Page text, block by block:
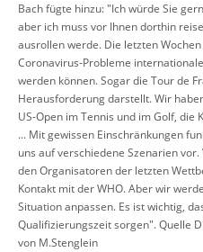
Bach fügte hinzu: "Ich würde Sie
aber ich muss vor Ihnen dorthin
ausrollen werde. Die letzten
Coronavirus-Probleme
werden können. Sogar die Tour de
Herausforderung darstellt. Wir
US-Open im Tennis und im Golf,
... Mit gewissen Einschränkungen
uns auf verschiedene Szenarien
den Organisatoren der letzten
Kontakt mit der WHO. Aber wir
Situation anpassen. Es ist wichtig,
Qualifizierungszeit sorgen". Quelle
von M.Stenglein